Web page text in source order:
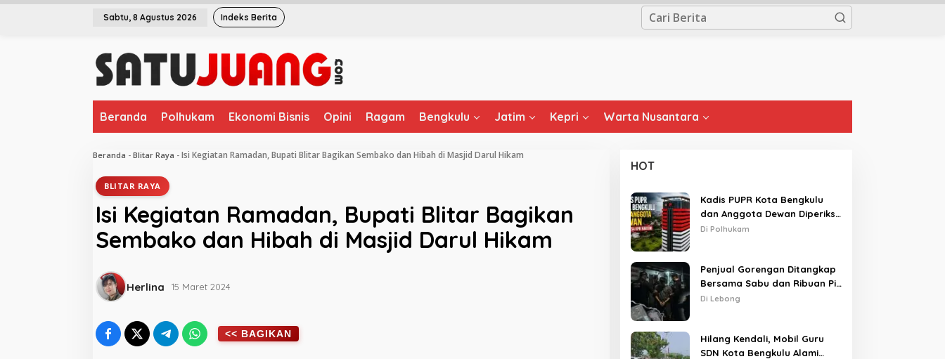
L
Sabtu, 8 Agustus 2026 Indeks Berita
Beranda Polhukam Ekonomi Bisnis Opini Ragam Bengkulu Jatim Kepri Warta Nusantara
Beranda - Blitar Raya - Isi Kegiatan Ramadan, Bupati Blitar Bagikan Sembako dan Hibah di Masjid Darul Hikam
BLITAR RAYA
Isi Kegiatan Ramadan, Bupati Blitar Bagikan
Sembako dan Hibah di Masjid Darul Hikam
Herlina 15 Maret 2024
HOT
Kadis PUPR Kota Bengkulu
dan Anggota Dewan Diperiksa
KPK Hari Ini
Di Polhukam
Penjual Gorengan Ditangkap
Bersama Sabu dan Ribuan Pil,
Nama Oknum APH Disebut
Di Lebong
Hilang Kendali, Mobil Guru
SDN Kota Bengkulu Alami